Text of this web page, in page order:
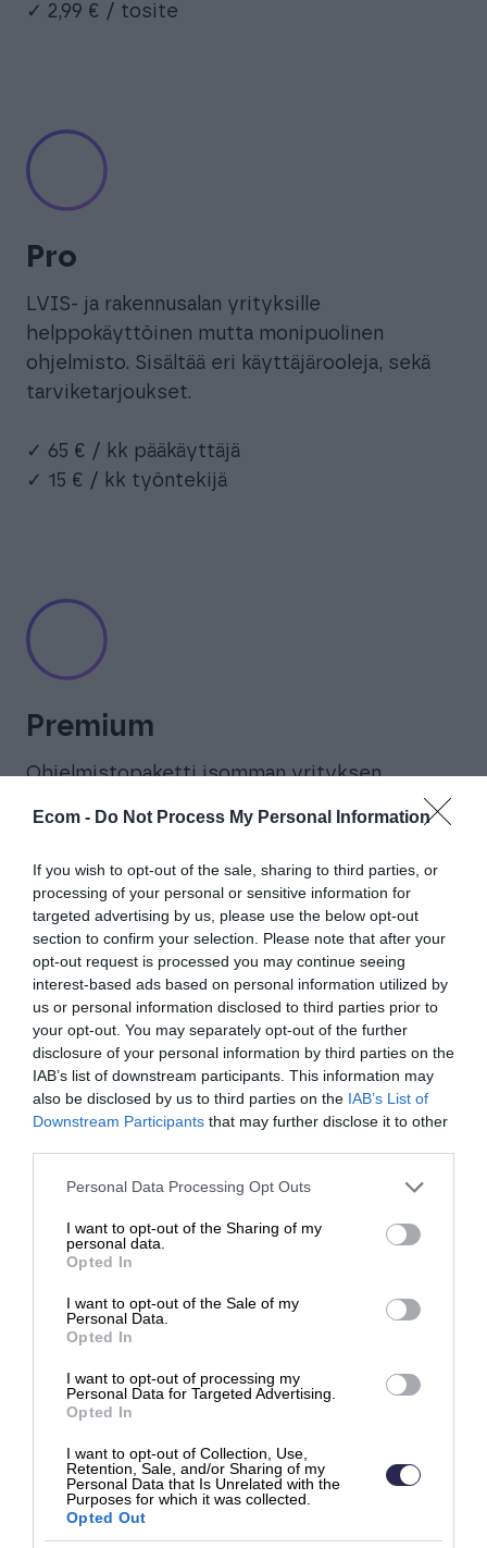
Ecom - Do Not Process My Personal Information
If you wish to opt-out of the sale, sharing to third parties, or
processing of your personal or sensitive information for
targeted advertising by us, please use the below opt-out
section to confirm your selection. Please note that after your
opt-out request is processed you may continue seeing
interest-based ads based on personal information utilized by
us or personal information disclosed to third parties prior to
your opt-out. You may separately opt-out of the further
disclosure of your personal information by third parties on the
IAB’s list of downstream participants. This information may
also be disclosed by us to third parties on the IAB’s List of
Downstream Participants that may further disclose it to other
Please note that this website/app uses one or more Google
not limited to your visit or usage behaviour. You may click to
grant or deny consent to Google and its third-party tags to
use your data for below specified purposes in below Google
consent section.
Personal Data Processing Opt Outs
I want to opt-out of the Sharing of my
personal data.
Opted In
I want to opt-out of the Sale of my
Personal Data.
Opted In
I want to opt-out of processing my
Personal Data for Targeted Advertising.
Opted In
I want to opt-out of Collection, Use,
Retention, Sale, and/or Sharing of my
Personal Data that Is Unrelated with the
Purposes for which it was collected.
Opted Out
✓ 2,99 € / tosite
Pro
LVIS- ja rakennusalan yrityksille
helppokäyttöinen mutta monipuolinen
ohjelmisto. Sisältää eri käyttäjärooleja, sekä
tarviketarjoukset.
✓ 65 € / kk pääkäyttäjä
✓ 15 € / kk työntekijä
Premium
Ohjelmistopaketti isomman yrityksen
tarpeeseen, sisältää mm. varastonhallinnan,
tarjouslaskennan, kassan ja
tarkastuslomakkeet.
✓ 135 € / kk pääkäyttäjä
✓ 59 € / kk työnjohtaja
✓ 15 € / kk työntekijä
Tutustu hinnoitteluun tarkemmin
Yhdistä kirjanpitoon